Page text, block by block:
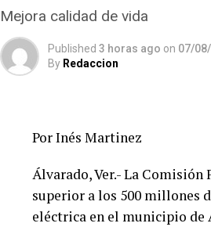
Mejora calidad de vida
Published 3 horas ago on 07/
By Redaccion
Por Inés Martinez
Álvarado, Ver.- La Comisión
superior a los 500 millones
eléctrica en el municipio